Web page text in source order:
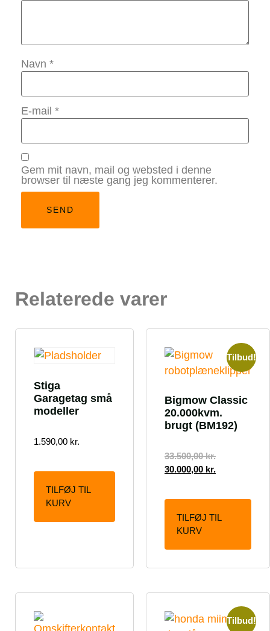
Navn *
E-mail *
Gem mit navn, mail og websted i denne
browser til næste gang jeg kommenterer.
Relaterede varer
Stiga
Garagetag små
modeller
1.590,00 kr.
TILFØJ TIL
KURV
Tilbud!
Bigmow Classic
20.000kvm.
brugt (BM192)
33.500,00kr.
30.000,00 kr.
TILFØJ TIL
KURV
Tilbud!